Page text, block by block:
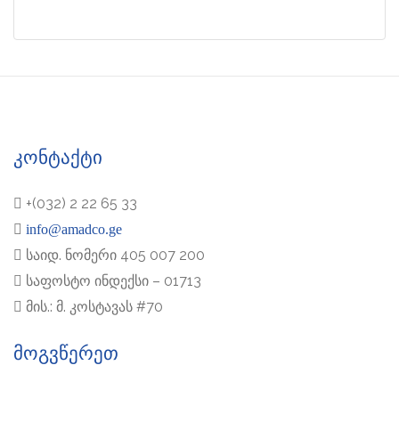
კონტაქტი
+(032) 2 22 65 33
info@amadco.ge
საიდ. ნომერი 405 007 200
საფოსტო ინდექსი – 01713
მის.: მ. კოსტავას #70
მოგვწერეთ